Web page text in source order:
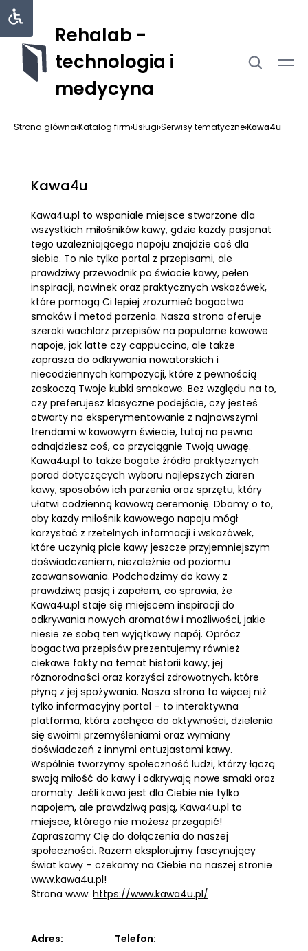
Rehalab -
technologia i
medycyna
Strona główna›Katalog firm›Usługi›Serwisy tematyczne›Kawa4u
Kawa4u
Kawa4u.pl to wspaniałe miejsce stworzone dla
wszystkich miłośników kawy, gdzie każdy pasjonat
tego uzależniającego napoju znajdzie coś dla
siebie. To nie tylko portal z przepisami, ale
prawdziwy przewodnik po świacie kawy, pełen
inspiracji, nowinek oraz praktycznych wskazówek,
które pomogą Ci lepiej zrozumieć bogactwo
smaków i metod parzenia. Nasza strona oferuje
szeroki wachlarz przepisów na popularne kawowe
napoje, jak latte czy cappuccino, ale także
zaprasza do odkrywania nowatorskich i
niecodziennych kompozycji, które z pewnością
zaskoczą Twoje kubki smakowe. Bez względu na to,
czy preferujesz klasyczne podejście, czy jesteś
otwarty na eksperymentowanie z najnowszymi
trendami w kawowym świecie, tutaj na pewno
odnajdziesz coś, co przyciągnie Twoją uwagę.
Kawa4u.pl to także bogate źródło praktycznych
porad dotyczących wyboru najlepszych ziaren
kawy, sposobów ich parzenia oraz sprzętu, który
ułatwi codzienną kawową ceremonię. Dbamy o to,
aby każdy miłośnik kawowego napoju mógł
korzystać z rzetelnych informacji i wskazówek,
które uczynią picie kawy jeszcze przyjemniejszym
doświadczeniem, niezależnie od poziomu
zaawansowania. Podchodzimy do kawy z
prawdziwą pasją i zapałem, co sprawia, że
Kawa4u.pl staje się miejscem inspiracji do
odkrywania nowych aromatów i możliwości, jakie
niesie ze sobą ten wyjątkowy napój. Oprócz
bogactwa przepisów prezentujemy również
ciekawe fakty na temat historii kawy, jej
różnorodności oraz korzyści zdrowotnych, które
płyną z jej spożywania. Nasza strona to więcej niż
tylko informacyjny portal – to interaktywna
platforma, która zachęca do aktywności, dzielenia
się swoimi przemyśleniami oraz wymiany
doświadczeń z innymi entuzjastami kawy.
Wspólnie tworzymy społeczność ludzi, którzy łączą
swoją miłość do kawy i odkrywają nowe smaki oraz
aromaty. Jeśli kawa jest dla Ciebie nie tylko
napojem, ale prawdziwą pasją, Kawa4u.pl to
miejsce, którego nie możesz przegapić!
Zapraszamy Cię do dołączenia do naszej
społeczności. Razem eksplorujmy fascynujący
świat kawy – czekamy na Ciebie na naszej stronie
www.kawa4u.pl!
Strona www: https://www.kawa4u.pl/
Adres: Telefon: